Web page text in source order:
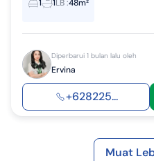
1
1LB:48m²
Diperbarui 1 bulan lalu oleh
Ervina
+628225...
Muat